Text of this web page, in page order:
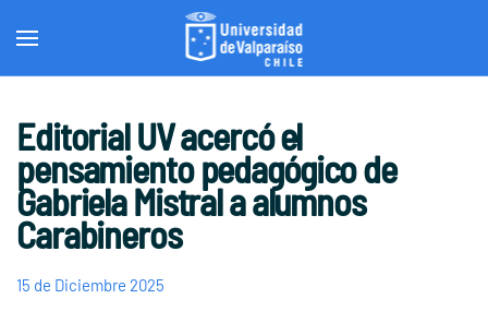
Skip to main content
Editorial UV acercó el
pensamiento pedagógico de
Gabriela Mistral a alumnos
Carabineros
15 de Diciembre 2025